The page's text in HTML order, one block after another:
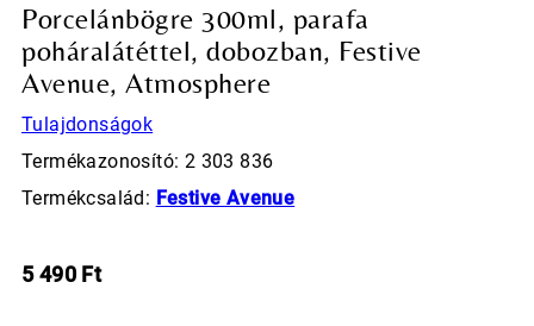
Porcelánbögre 300ml, parafa
poháralátéttel, dobozban, Festive
Avenue, Atmosphere
Tulajdonságok
Termékazonosító: 2 303 836
Termékcsalád: Festive Avenue
5 490 Ft